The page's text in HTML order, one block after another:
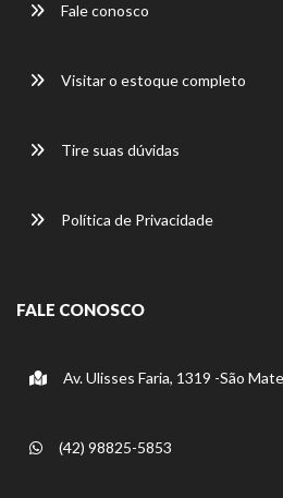
Fale conosco
Visitar o estoque completo
Tire suas dúvidas
Política de Privacidade
FALE CONOSCO
Av. Ulisses Faria, 1319 -São
(42) 98825-5853